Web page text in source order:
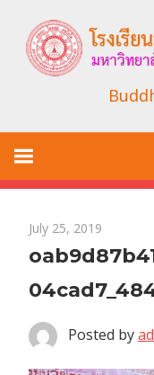
content
July 25, 2019
Posted by